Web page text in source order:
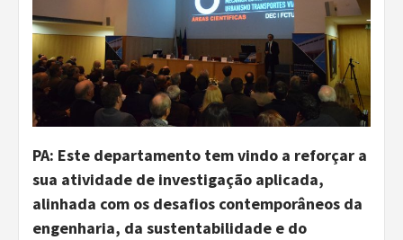
PA: Este departamento tem vindo a reforçar a
sua atividade de investigação aplicada,
alinhada com os desafios contemporâneos da
engenharia, da sustentabilidade e do